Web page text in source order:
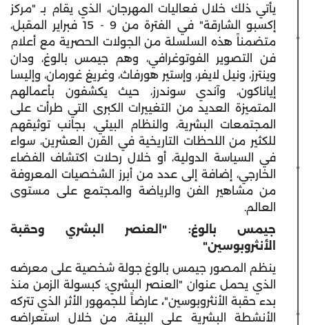
يأتي ذلك خلال فعاليات المهرجان، الذي يقام بـ "مركز
إكسبو الشارقة" في الفترة من 9 - 15 فبراير المقبل،
متضمناً هذه السلسلة من الجولات الحصرية مع أعلام
فن التصوير الفوتوغرافي، وهم جيمس بالوغ، ودان
وينترز، ونيل لايفر، وإستير هورفاث، وغريغ غورمان، وإليسا
إياناكون، وآندي سوندرز، حيث يكشفون بأعمالهم
المتميزة العديد من التغييرات الكبرى التي طرأت على
المجتمعات البشرية، والنظام البيئي، بجانب توثيقهم
للكثير من اللحظات التاريخية في القرن العشرين، سواء
في السياسة الدولية، أو خلال رحلات اكتشاف الفضاء
الخارجي، إضافة إلى عدد من أبرز الشخصيات المعروفة
من مشاهير الفن والرياضة والمجتمع على مستوى
العالم.
جيمس بالوغ: "العنصر البشري وحقبة
الأنثروبوسين"
ينظم المصور جيمس بالوغ جولة شخصية على معرضه
الذي يحمل عنوان "العنصر البشري: كبسولة الزمن منذ
بدء حقبة الأنثروبوسين"،عارضاً للجمهور الأثر الذي تتركه
الأنشطة البشرية على البيئة، من خلال استعراضه